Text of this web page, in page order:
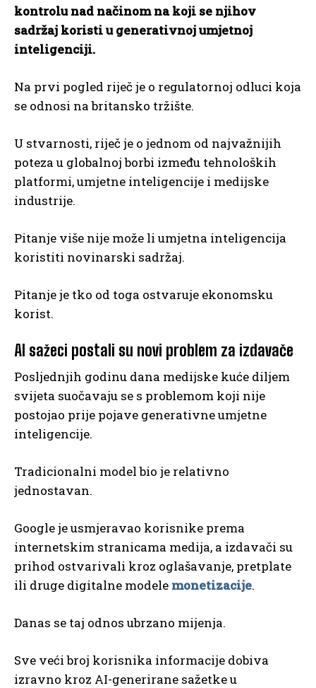
kontrolu nad načinom na koji se njihov
sadržaj koristi u generativnoj umjetnoj
inteligenciji.
Na prvi pogled riječ je o regulatornoj odluci koja
se odnosi na britansko tržište.
U stvarnosti, riječ je o jednom od najvažnijih
poteza u globalnoj borbi između tehnoloških
platformi, umjetne inteligencije i medijske
industrije.
Pitanje više nije može li umjetna inteligencija
koristiti novinarski sadržaj.
Pitanje je tko od toga ostvaruje ekonomsku
korist.
AI sažeci postali su novi problem za izdavače
Posljednjih godinu dana medijske kuće diljem
svijeta suočavaju se s problemom koji nije
postojao prije pojave generativne umjetne
inteligencije.
Tradicionalni model bio je relativno
jednostavan.
Google je usmjeravao korisnike prema
internetskim stranicama medija, a izdavači su
prihod ostvarivali kroz oglašavanje, pretplate
ili druge digitalne modele monetizacije.
Danas se taj odnos ubrzano mijenja.
Sve veći broj korisnika informacije dobiva
izravno kroz AI-generirane sažetke u